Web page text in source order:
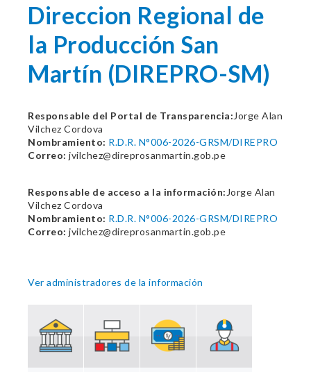
Direccion Regional de
la Producción San
Martín (DIREPRO-SM)
Responsable del Portal de Transparencia: Jorge Alan
Vilchez Cordova
Nombramiento: R.D.R. N°006-2026-GRSM/DIREPRO
Correo: jvilchez@direprosanmartin.gob.pe
Responsable de acceso a la información: Jorge Alan
Vilchez Cordova
Nombramiento: R.D.R. N°006-2026-GRSM/DIREPRO
Correo: jvilchez@direprosanmartin.gob.pe
Ver administradores de la información